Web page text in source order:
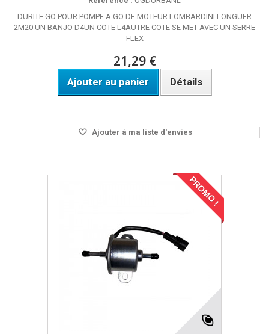
DURITE GO POUR POMPE A GO DE MOTEUR LOMBARDINI LONGUER
2M20 UN BANJO D4UN COTE L4AUTRE COTE SE MET AVEC UN SERRE
FLEX
21,29 €
Ajouter au panier Détails
Ajouter à ma liste d'envies
PROMO !